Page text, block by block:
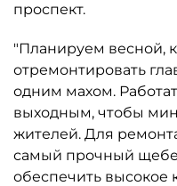
проспект.
"Планируем весной,
отремонтировать
одним махом.
выходным, чтобы
жителей. Для
самый прочный
обеспечить высокое